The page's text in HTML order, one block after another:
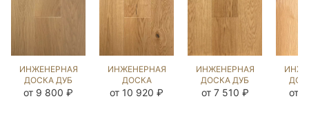
ИНЖЕНЕРНАЯ
ДОСКА ДУБ
КАННА
от 9 800 ₽
ИНЖЕНЕРНАЯ
ДОСКА
ЯСЕНЬ
от 10 920 ₽
ИНЖЕНЕРНАЯ
ДОСКА ДУБ
НАТУРАЛЬНЫЙ
от 7 510 ₽ от